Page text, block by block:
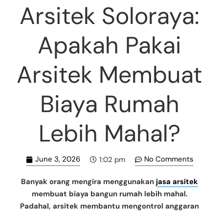
Arsitek Soloraya:
Apakah Pakai
Arsitek Membuat
Biaya Rumah
Lebih Mahal?
June 3, 2026 1:02 pm No Comments
Banyak orang mengira menggunakan jasa arsitek
membuat biaya bangun rumah lebih mahal.
Padahal, arsitek membantu mengontrol anggaran